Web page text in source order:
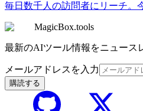
毎日数千人の訪問者にリーチ。
MagicBox.tools
最新のAIツール情報をニュース
メールアドレスを入力
購読する